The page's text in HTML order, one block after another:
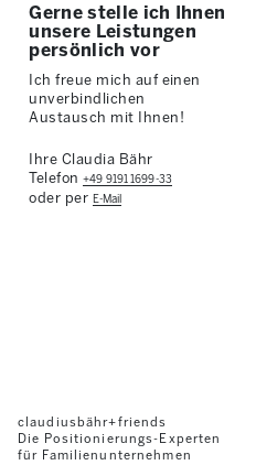
Gerne stelle ich Ihnen
unsere Leistungen
persönlich vor
Ich freue mich auf einen
unverbindlichen
Austausch mit Ihnen!
Ihre Claudia Bähr
Telefon+49 9191 1699-33
oder per E-Mail
claudiusbähr+friends
Die Positionierungs-Experten
für Familienunternehmen